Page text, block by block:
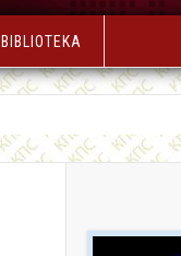
BIBLIOTEKA